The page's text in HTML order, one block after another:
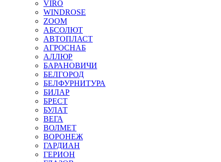
VIRO
WINDROSE
ZOOM
АБСОЛЮТ
АВТОПЛАСТ
АГРОСНАБ
АЛЛЮР
БАРАНОВИЧИ
БЕЛГОРОД
БЕЛФУРНИТУРА
БИЛАР
БРЕСТ
БУЛАТ
ВЕГА
ВОЛМЕТ
ВОРОНЕЖ
ГАРДИАН
ГЕРИОН